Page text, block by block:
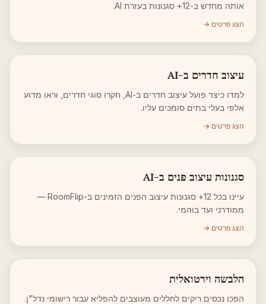
אותה מחדש ב-12+ סגנונות בעזרת AI.
הצג פרטים →
עיצוב חדרים ב-AI
למדו כיצד פועל עיצוב חדרים ב-AI, חקרו סוגי חדרים, וראו מדוע
אלפי בעלי בתים סומכים עליו.
הצג פרטים →
סגנונות עיצוב פנים ב-AI
עיינו בכל 12+ סגנונות עיצוב הפנים הזמינים ב-RoomFlip —
ממודרני ועד בוהמי.
הצג פרטים →
הלבשה וירטואלית
הפכו נכסים ריקים לחללים מעוצבים להפליא עבור רישומי נדל"ן.